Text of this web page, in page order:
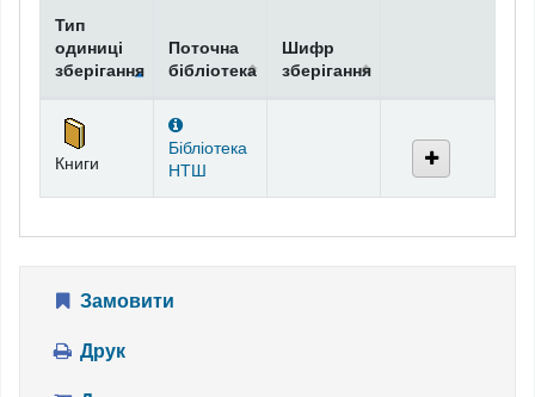
Тип
одиниці
зберігання
Поточна
бібліотека
Шифр
зберігання
Книги
Бібліотека
НТШ
Замовити
Друк